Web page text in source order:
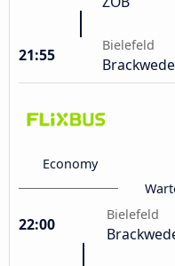
21:55
Bielefeld
Economy
22:00
Bielefeld